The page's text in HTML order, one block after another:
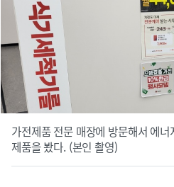
가전제품 전문 매장에 방문해서 에
제품을 봤다. (본인 촬영)